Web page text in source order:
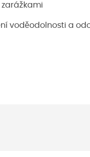
zarážkami
voděodolnosti a